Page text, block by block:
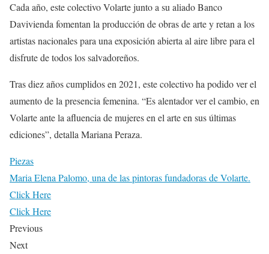
Cada año, este colectivo Volarte junto a su aliado Banco
Davivienda fomentan la producción de obras de arte y retan a los
artistas nacionales para una exposición abierta al aire libre para el
disfrute de todos los salvadoreños.
Tras diez años cumplidos en 2021, este colectivo ha podido ver el
aumento de la presencia femenina. “Es alentador ver el cambio, en
Volarte ante la afluencia de mujeres en el arte en sus últimas
ediciones”, detalla Mariana Peraza.
Piezas
Maria Elena Palomo, una de las pintoras fundadoras de Volarte.
Click Here
Click Here
Previous
Next